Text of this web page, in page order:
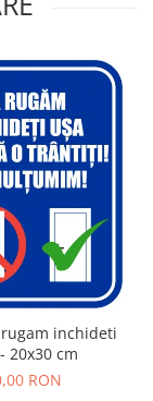
rugam inchideti
20x30 cm
RON